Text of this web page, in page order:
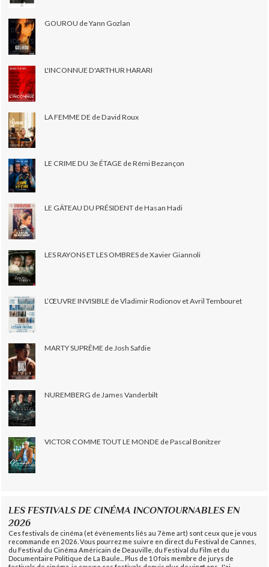
GOUROU de Yann Gozlan
L'INCONNUE D'ARTHUR HARARI
LA FEMME DE de David Roux
LE CRIME DU 3e ÉTAGE de Rémi Bezançon
LE GÂTEAU DU PRÉSIDENT de Hasan Hadi
LES RAYONS ET LES OMBRES de Xavier Giannoli
L’ŒUVRE INVISIBLE de Vladimir Rodionov et Avril Tembouret
MARTY SUPRÊME de Josh Safdie
NUREMBERG de James Vanderbilt
VICTOR COMME TOUT LE MONDE de Pascal Bonitzer
LES FESTIVALS DE CINÉMA INCONTOURNABLES EN
2026
Ces festivals de cinéma (et évènements liés au 7ème art) sont ceux que je vous
recommande en 2026. Vous pourrez me suivre en direct du Festival de Cannes,
du Festival du Cinéma Américain de Deauville, du Festival du Film et du
Documentaire Politique de La Baule... Plus de 10 fois membre de jurys de